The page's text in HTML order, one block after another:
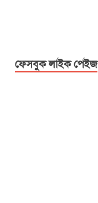
ফেসবুক লাইক পেইজ